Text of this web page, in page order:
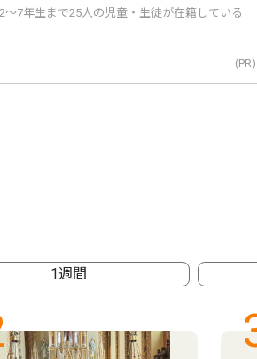
〜7年生まで25人の児童・生徒が在籍している
(PR)
1週間